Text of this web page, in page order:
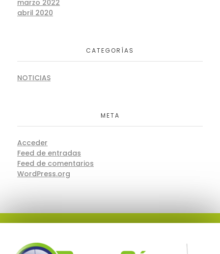
marzo 2022
abril 2020
CATEGORÍAS
NOTICIAS
META
Acceder
Feed de entradas
Feed de comentarios
WordPress.org